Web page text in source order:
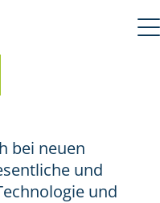
bei neuen
und
und